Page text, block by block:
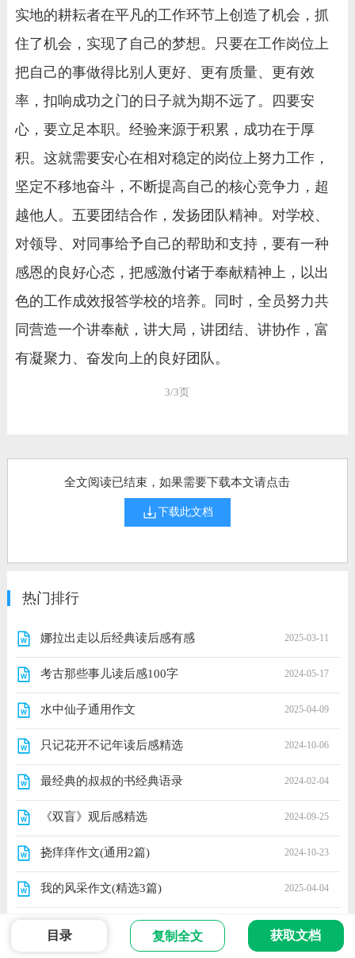
实地的耕耘者在平凡的工作环节上创造了机会，抓
住了机会，实现了自己的梦想。只要在工作岗位上
把自己的事做得比别人更好、更有质量、更有效
率，扣响成功之门的日子就为期不远了。四要安
心，要立足本职。经验来源于积累，成功在于厚
积。这就需要安心在相对稳定的岗位上努力工作，
坚定不移地奋斗，不断提高自己的核心竞争力，超
越他人。五要团结合作，发扬团队精神。对学校、
对领导、对同事给予自己的帮助和支持，要有一种
感恩的良好心态，把感激付诸于奉献精神上，以出
色的工作成效报答学校的培养。同时，全员努力共
同营造一个讲奉献，讲大局，讲团结、讲协作，富
有凝聚力、奋发向上的良好团队。
3/3页
全文阅读已结束，如果需要下载本文请点击
下载此文档
热门排行
娜拉出走以后经典读后感有感 2025-03-11
考古那些事儿读后感100字 2024-05-17
水中仙子通用作文 2025-04-09
只记花开不记年读后感精选 2024-10-06
最经典的叔叔的书经典语录 2024-02-04
《双盲》观后感精选 2024-09-25
挠痒痒作文(通用2篇) 2024-10-23
我的风采作文(精选3篇) 2025-04-04
关于剑来摘录的优美句子
目录 复制全文 获取文档